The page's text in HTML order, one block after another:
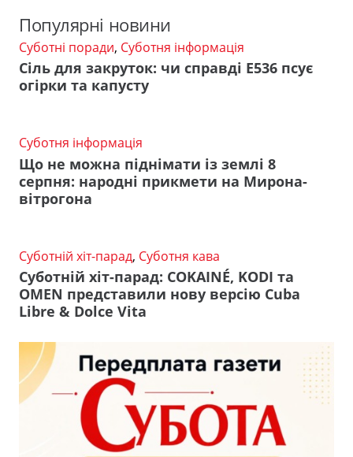
Популярні новини
Суботні поради, Суботня інформація
Сіль для закруток: чи справді Е536 псує
огірки та капусту
Суботня інформація
Що не можна піднімати із землі 8
серпня: народні прикмети на Мирона-
вітрогона
Суботній хіт-парад, Суботня кава
Суботній хіт-парад: COKAINÉ, KODI та
OMEN представили нову версію Cuba
Libre & Dolce Vita